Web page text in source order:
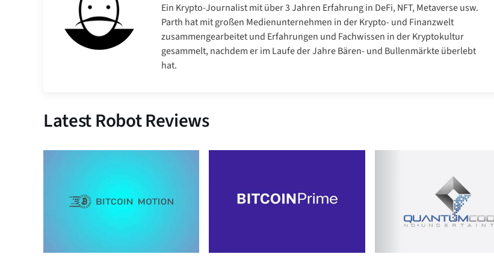
Ein Krypto-Journalist mit über 3 Jahren Erfahrung in DeFi, NFT, Metaverse usw.
Parth hat mit großen Medienunternehmen in der Krypto- und Finanzwelt
zusammengearbeitet und Erfahrungen und Fachwissen in der Kryptokultur
gesammelt, nachdem er im Laufe der Jahre Bären- und Bullenmärkte überlebt
hat.
Latest Robot Reviews